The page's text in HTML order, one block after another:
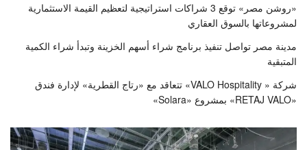
«روشن مصر» توقع 3 شراكات استراتيجية لتعظيم القيمة الاستثمارية
لمشروعاتها بالسوق العقاري
مدينة مصر تواصل تنفيذ برنامج شراء أسهم الخزينة وتبدأ شراء الكمية
المتبقية
شركة « VALO Hospitality» تتعاقد مع «رتاج القطرية» لإدارة فندق
«RETAJ VALO» بمشروع «Solara»